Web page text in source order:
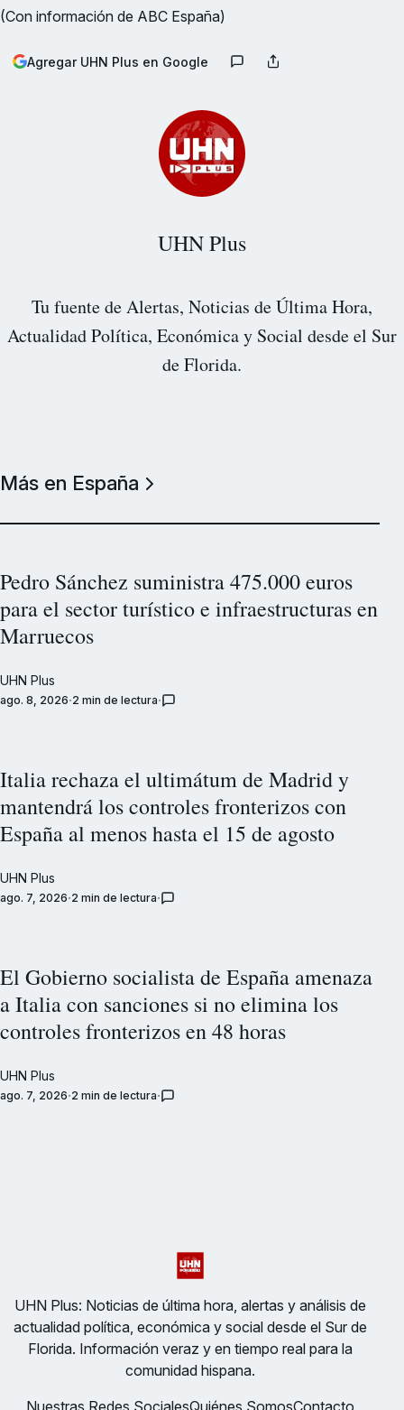
(Con información de ABC España)
Agregar UHN Plus en Google
UHN Plus
Tu fuente de Alertas, Noticias de Última Hora,
Actualidad Política, Económica y Social desde el Sur
de Florida.
Más en España
Pedro Sánchez suministra 475.000 euros
para el sector turístico e infraestructuras en
Marruecos
UHN Plus
ago. 8, 2026 2 min de lectura
Italia rechaza el ultimátum de Madrid y
mantendrá los controles fronterizos con
España al menos hasta el 15 de agosto
UHN Plus
ago. 7, 2026 2 min de lectura
El Gobierno socialista de España amenaza
a Italia con sanciones si no elimina los
controles fronterizos en 48 horas
UHN Plus
ago. 7, 2026 2 min de lectura
UHN Plus: Noticias de última hora, alertas y análisis de
actualidad política, económica y social desde el Sur de
Florida. Información veraz y en tiempo real para la
comunidad hispana.